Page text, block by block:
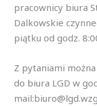
pracownicy biura
Dalkowskie
piątku od godz.
Z pytaniami
do biura LGD w